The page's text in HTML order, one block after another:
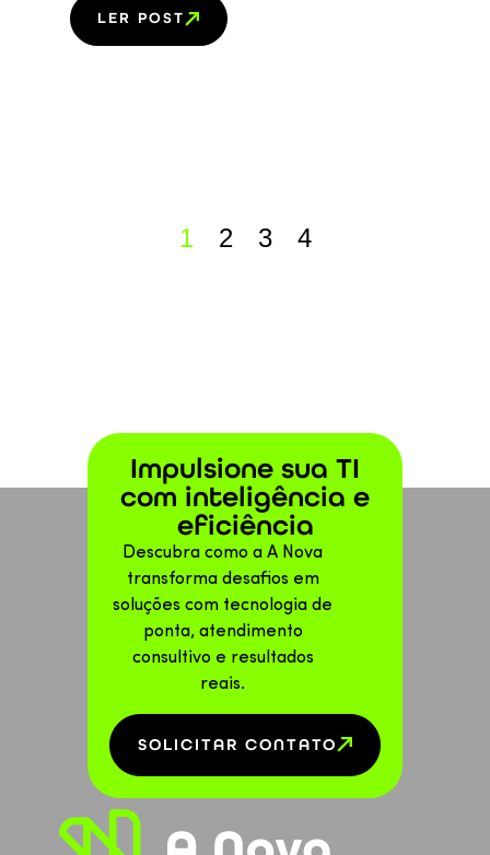
LER POST
1 2 3 4
Impulsione sua TI
com inteligência e
eficiência
Descubra como a A Nova
transforma desafios em
soluções com tecnologia de
ponta, atendimento
consultivo e resultados
reais.
SOLICITAR CONTATO